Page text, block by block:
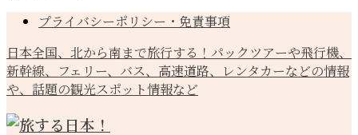
で
の
記
事
プライバシーポリシー・免責事項
日本全国、北から南まで旅行する！パックツアーや飛行機、
新幹線、フェリー、バス、高速道路、レンタカーなどの情報
や、話題の観光スポット情報など